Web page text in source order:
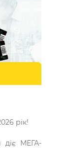
рік!
діє МЕГА-